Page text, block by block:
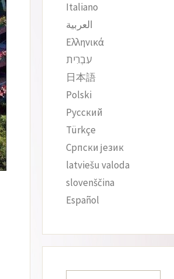
Italiano
العربية
Ελληνικά
עִבְרִית
日本語
Polski
Русский
Türkçe
Српски језик
latviešu valoda
slovenščina
Español